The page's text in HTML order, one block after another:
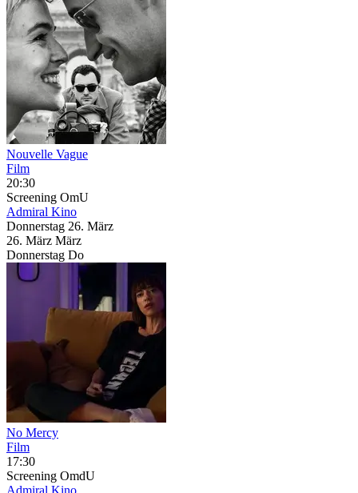
Nouvelle Vague
Film
20:30
Screening OmU
Admiral Kino
Donnerstag 26. März
26. März März
Donnerstag Do
No Mercy
Film
17:30
Screening OmdU
Admiral Kino